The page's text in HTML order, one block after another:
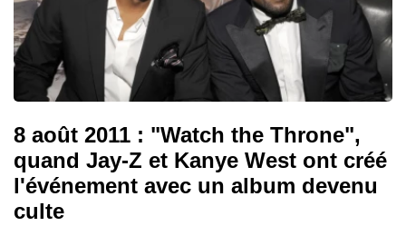
8 août 2011 : "Watch the Throne",
quand Jay-Z et Kanye West ont créé
l'événement avec un album devenu
culte